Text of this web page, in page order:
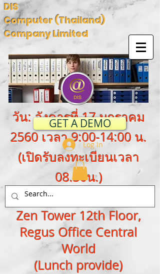
DIS
Computer (Thailand)
Company Limited
GET A DEMO
Log In
วัน: อังคารที่ 17 มกราคม
2560 เวลา 9:00-14:00 น.
(เปิดรับลงทะเบียนเวลา
08.30น.)
สถานที่: ห้องสัมมนาชั้น 12
Zen Tower 12th Floor,
Regus Office Central
World
(Lunch provide)